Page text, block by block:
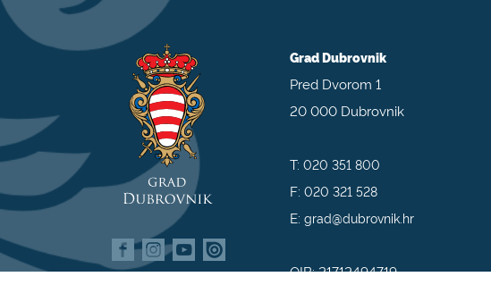
Grad Dubrovnik
Pred Dvorom 1
20 000 Dubrovnik
T:020 351 800
F:020 321 528
E:grad@dubrovnik.hr
OIB: 21712494719